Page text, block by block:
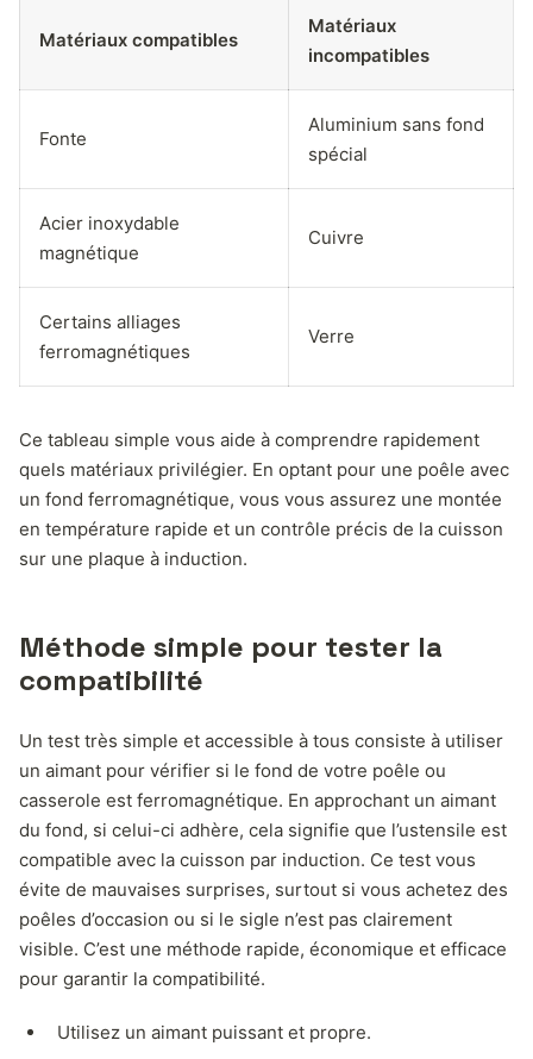
Matériaux compatibles
Matériaux
incompatibles
Fonte
Aluminium sans fond
spécial
Acier inoxydable
magnétique
Cuivre
Certains alliages
ferromagnétiques
Verre
Ce tableau simple vous aide à comprendre rapidement
quels matériaux privilégier. En optant pour une poêle avec
un fond ferromagnétique, vous vous assurez une montée
en température rapide et un contrôle précis de la cuisson
sur une plaque à induction.
Méthode simple pour tester la
compatibilité
Un test très simple et accessible à tous consiste à utiliser
un aimant pour vérifier si le fond de votre poêle ou
casserole est ferromagnétique. En approchant un aimant
du fond, si celui-ci adhère, cela signifie que l’ustensile est
compatible avec la cuisson par induction. Ce test vous
évite de mauvaises surprises, surtout si vous achetez des
poêles d’occasion ou si le sigle n’est pas clairement
visible. C’est une méthode rapide, économique et efficace
pour garantir la compatibilité.
Utilisez un aimant puissant et propre.